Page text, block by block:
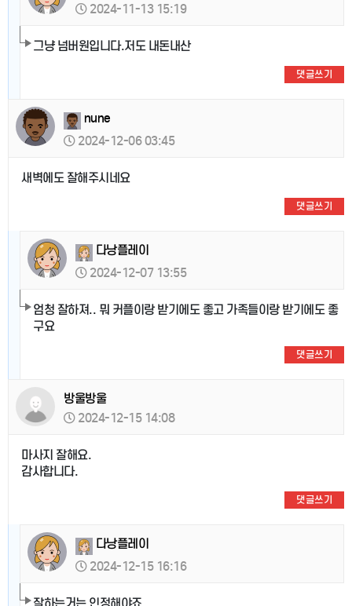
2024-11-13 15:19
그냥 넘버원입니다.저도 내돈내산
댓글쓰기
nune
2024-12-06 03:45
새벽에도 잘해주시네요
댓글쓰기
다낭플레이
2024-12-07 13:55
엄청 잘하져.. 뭐 커플이랑 받기에도 좋고 가족들이랑 받기에도 좋
구요
댓글쓰기
방울방울
2024-12-15 14:08
마사지 잘해요.
감사합니다.
댓글쓰기
다낭플레이
2024-12-15 16:16